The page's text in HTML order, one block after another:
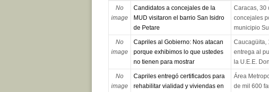
No
image
Candidatos a concejales de la
MUD visitaron el barrio San Isidro
de Petare
Caracas, 30
concejales
municipio
No
image
Capriles al Gobierno: Nos atacan
porque exhibimos lo que ustedes
no tienen para mostrar
Caucagüita,
entrega al
la U.E.E.
No
image
Capriles entregó certificados para
rehabilitar vialidad y viviendas en
Área
de mil 600